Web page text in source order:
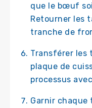
que le bœuf
Retourner les
tranche de
Transférer les
plaque de
processus
Garnir chaque